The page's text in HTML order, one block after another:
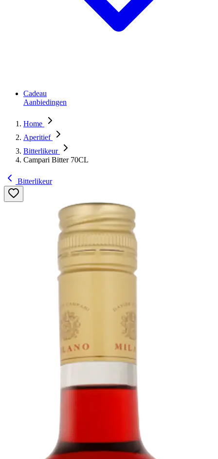
Cadeau
Aanbiedingen
Home
Aperitief
Bitterlikeur
Campari Bitter 70CL
Bitterlikeur